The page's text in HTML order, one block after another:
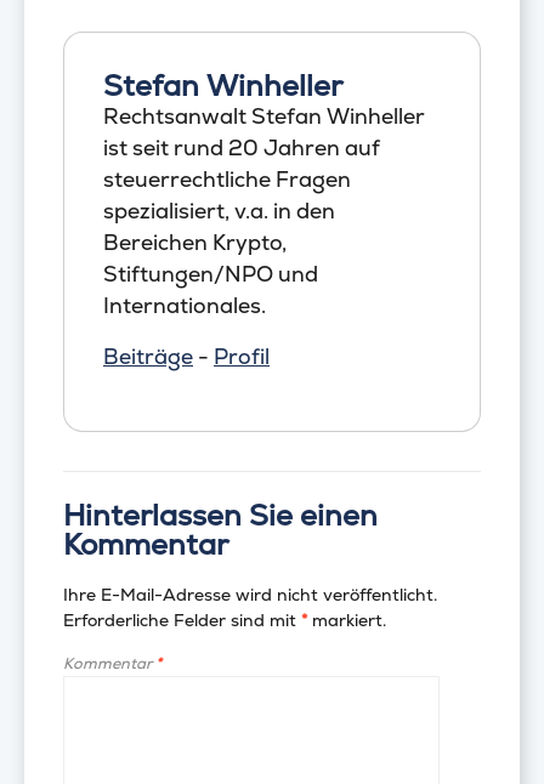
Stefan Winheller
Rechtsanwalt Stefan Winheller
ist seit rund 20 Jahren auf
steuerrechtliche Fragen
spezialisiert, v.a. in den
Bereichen Krypto,
Stiftungen/NPO und
Internationales.
Beiträge - Profil
Hinterlassen Sie einen
Kommentar
Ihre E-Mail-Adresse wird nicht veröffentlicht.
Erforderliche Felder sind mit *markiert.
Kommentar*